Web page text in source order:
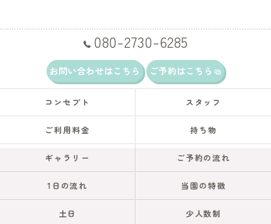
080-2730-6285
お問い合わせはこちら ご予約はこちら
コンセプト スタッフ
ご利用料金 持ち物
ギャラリー ご予約の流れ
1日の流れ 当園の特徴
土日 少人数制